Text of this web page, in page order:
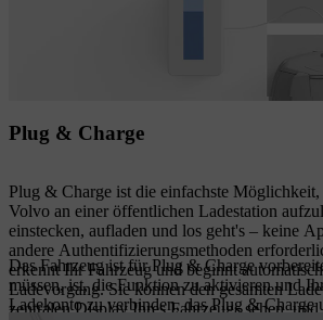
Plug & Charge
Plug & Charge ist die einfachste
Volvo an einer öffentlichen Ladestation
einstecken, aufladen und los geht's – keine
andere Authentifizierungsmethoden
erkennt Ihr Fahrzeug und beginnt
Ladevorgang. Sie können den gesamten
zentralen Display Ihres Fahrzeugs sehen,
Das Fahrzeug ist für Plug & Charge
müssen, ist, die Funktion zu aktivieren und
Ladekonto zu verbinden, das Plug & Charge